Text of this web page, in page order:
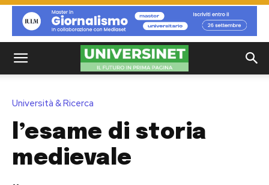
Università & Ricerca
l’esame di storia
medievale